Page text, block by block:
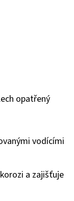
opatřený
vodícími
a zajišťuje